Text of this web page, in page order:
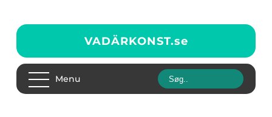
VADÄRKONST.se
Menu